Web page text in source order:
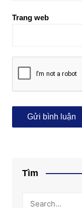
Trang web
Tìm